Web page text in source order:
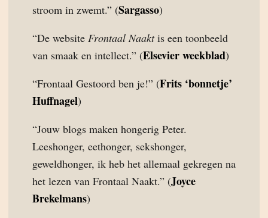
stroom in zwemt.” (Sargasso)
“De website Frontaal Naaktis een toonbeeld
van smaak en intellect.” (Elsevier weekblad)
“Frontaal Gestoord ben je!” (Frits ‘bonnetje’
Huffnagel)
“Jouw blogs maken hongerig Peter.
Leeshonger, eethonger, sekshonger,
geweldhonger, ik heb het allemaal gekregen na
het lezen van Frontaal Naakt.” (Joyce
Brekelmans)